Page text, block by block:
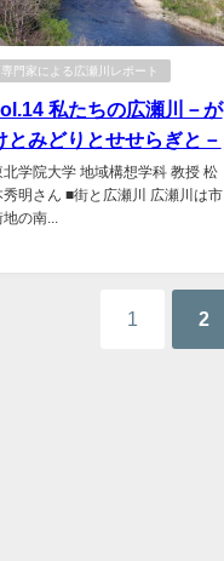
専門家による広瀬川レポート
私たちの広瀬川－が
とみどりとせせらぎと－
北学院大学 地域構想学科 教授 松
秀明さん ■街と広瀬川 広瀬川は市
の南...
1 2